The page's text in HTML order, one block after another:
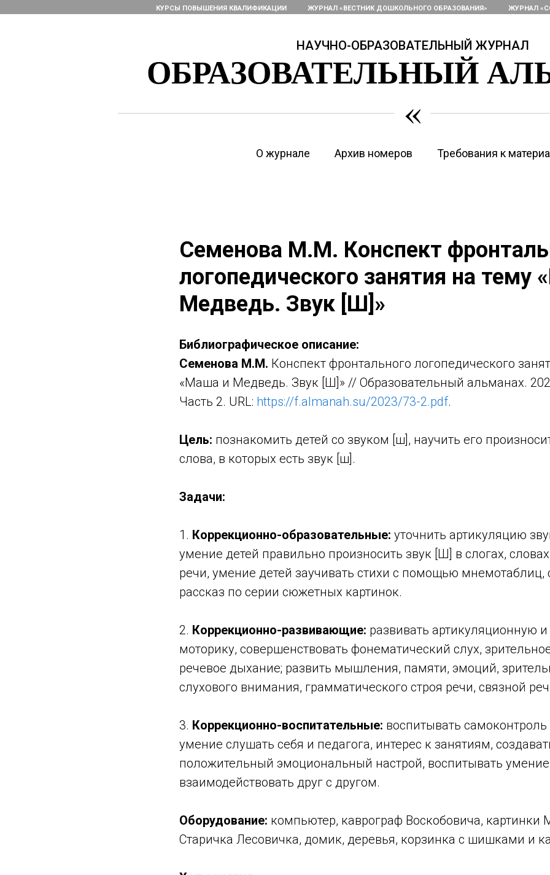
КУРСЫ ПОВЫШЕНИЯ КВАЛИФИКАЦИИ ЖУРНАЛ «ВЕСТНИК ДОШКОЛЬНОГО ОБРАЗОВАНИЯ» ЖУРНАЛ
НАУЧНО-ОБРАЗОВАТЕЛЬНЫЙ ЖУРНАЛ
ОБРАЗОВАТЕЛЬНЫЙ
«
О журнале Архив номеров Требования к
Семенова М.М. Конспект
логопедического занятия на тему
Медведь. Звук [Ш]»
Библиографическое описание:
Семенова М.М. Конспект фронтального логопедического
«Маша и Медведь. Звук [Ш]» // Образовательный альманах.
Часть 2. URL: https://f.almanah.su/2023/73-2.pdf.
Цель: познакомить детей со звуком [ш], научить его
слова, в которых есть звук [ш].
Задачи:
1. Коррекционно-образовательные: уточнить артикуляцию
умение детей правильно произносить звук [Ш] в слогах,
речи, умение детей заучивать стихи с помощью мнемотаблиц,
рассказ по серии сюжетных картинок.
2. Коррекционно-развивающие: развивать артикуляционную
моторику, совершенствовать фонематический слух,
речевое дыхание; развить мышления, памяти, эмоций,
слухового внимания, грамматического строя речи, связной
3. Коррекционно-воспитательные: воспитывать
умение слушать себя и педагога, интерес к занятиям,
положительный эмоциональный настрой, воспитывать умение
взаимодействовать друг с другом.
Оборудование: компьютер, каврограф Воскобовича,
Старичка Лесовичка, домик, деревья, корзинка с шишками и